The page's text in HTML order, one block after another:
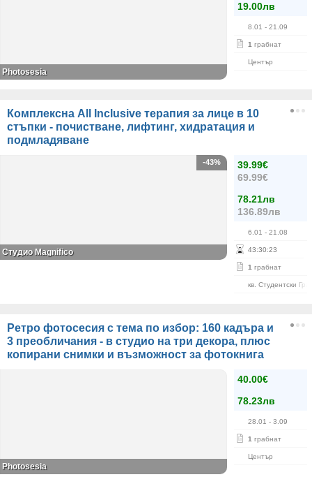
19.00лв
8.01 - 21.09
1 грабнат
Център
Photosesia
Комплексна All Inclusive терапия за лице в 10
стъпки - почистване, лифтинг, хидратация и
подмладяване
39.99€
69.99€
78.21лв
136.89лв
6.01 - 21.08
43:30:22
1 грабнат
кв. Студентски
-43%
Студио Magnifico
Ретро фотосесия с тема по избор: 160 кадъра и
3 преобличания - в студио на три декора, плюс
копирани снимки и възможност за фотокнига
40.00€
78.23лв
28.01 - 3.09
1 грабнат
Център
Photosesia